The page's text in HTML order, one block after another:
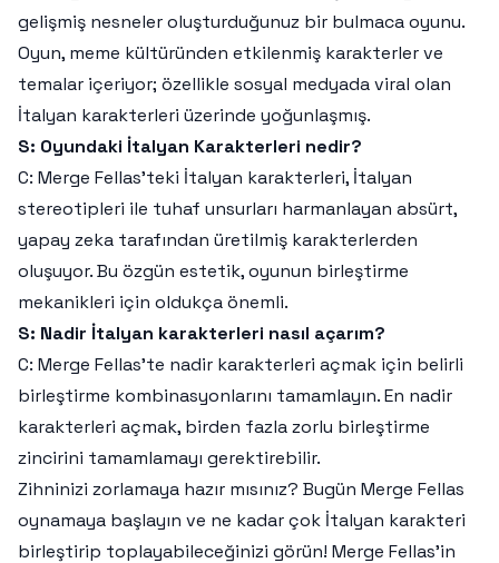
gelişmiş nesneler oluşturduğunuz bir bulmaca oyunu.
Oyun, meme kültüründen etkilenmiş karakterler ve
temalar içeriyor; özellikle sosyal medyada viral olan
İtalyan karakterleri üzerinde yoğunlaşmış.
S: Oyundaki İtalyan Karakterleri nedir?
C: Merge Fellas’teki İtalyan karakterleri, İtalyan
stereotipleri ile tuhaf unsurları harmanlayan absürt,
yapay zeka tarafından üretilmiş karakterlerden
oluşuyor. Bu özgün estetik, oyunun birleştirme
mekanikleri için oldukça önemli.
S: Nadir İtalyan karakterleri nasıl açarım?
C: Merge Fellas’te nadir karakterleri açmak için belirli
birleştirme kombinasyonlarını tamamlayın. En nadir
karakterleri açmak, birden fazla zorlu birleştirme
zincirini tamamlamayı gerektirebilir.
Zihninizi zorlamaya hazır mısınız? Bugün Merge Fellas
oynamaya başlayın ve ne kadar çok İtalyan karakteri
birleştirip toplayabileceğinizi görün! Merge Fellas'in